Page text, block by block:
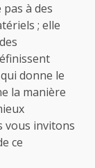
à des
; elle
donne le
la manière
vous invitons
ce